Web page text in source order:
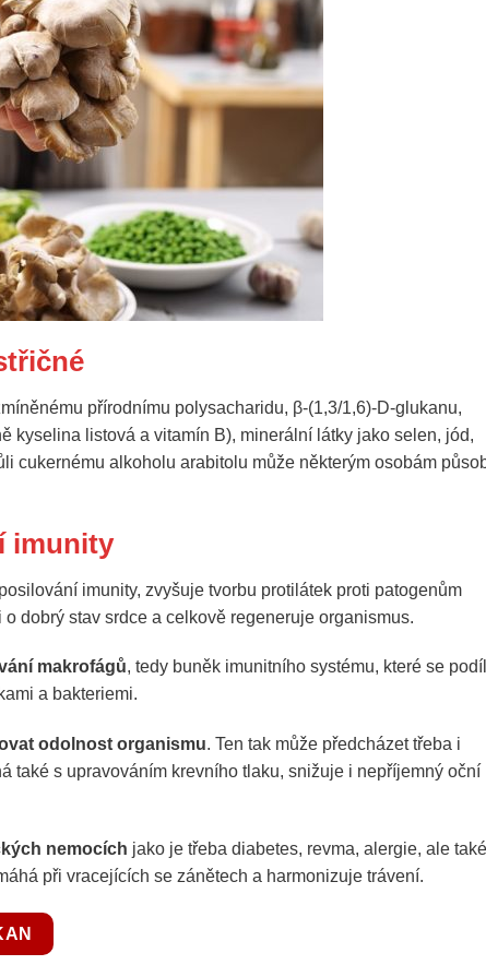
přírodnímu polysacharidu, β-(1,3/1,6)-D-glukanu,
kyselina listová a vitamín B), minerální látky jako selen, jód,
cukernému alkoholu arabitolu může některým osobám
imunity
imunity, zvyšuje tvorbu protilátek proti patogenům
dobrý stav srdce a celkově regeneruje organismus.
makrofágů, tedy buněk imunitního systému, které se
a bakteriemi.
odolnost organismu. Ten tak může předcházet třeba i
také s upravováním krevního tlaku, snižuje i nepříjemný oční
nemocích jako je třeba diabetes, revma, alergie, ale
při vracejících se zánětech a harmonizuje trávení.